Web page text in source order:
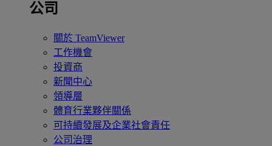
公司
關於 TeamViewer
工作機會
投資商
新聞中心
領導層
體育行業夥伴關係
可持續發展及企業社會責任
公司治理